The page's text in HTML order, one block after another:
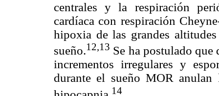
centrales y la respiración
cardíaca con respiración
hipoxia de las grandes
sueño.12,13 Se ha postulado que
incrementos irregulares y
durante el sueño MOR
14